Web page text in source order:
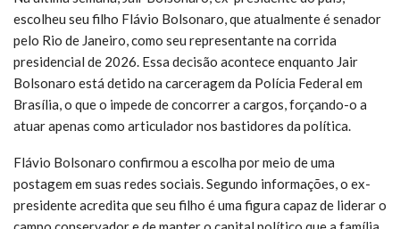
escolheu seu filho Flávio Bolsonaro, que atualmente é senador
pelo Rio de Janeiro, como seu representante na corrida
presidencial de 2026. Essa decisão acontece enquanto Jair
Bolsonaro está detido na carceragem da Polícia Federal em
Brasília, o que o impede de concorrer a cargos, forçando-o a
atuar apenas como articulador nos bastidores da política.
Flávio Bolsonaro confirmou a escolha por meio de uma
postagem em suas redes sociais. Segundo informações, o ex-
presidente acredita que seu filho é uma figura capaz de liderar o